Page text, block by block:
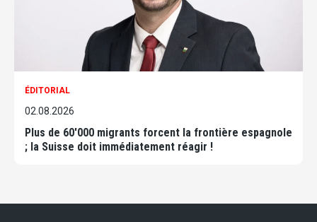
ÉDITORIAL
02.08.2026
Plus de 60'000 migrants forcent la frontière espagnole
; la Suisse doit immédiatement réagir !